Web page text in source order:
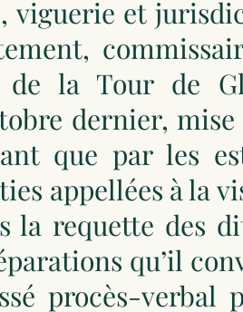
viguerie et
de la Tour de
dernier, mise
que par les
appellées à la
la requette des
qu’il
procès-verbal